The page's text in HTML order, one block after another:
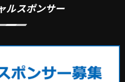
ルスポンサー